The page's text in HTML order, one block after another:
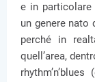
e in particolare
un genere nato
perché in
quell’area,